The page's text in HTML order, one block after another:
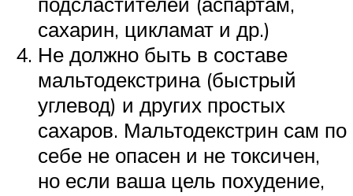
сахарин, цикламат и др.)
Не должно быть в составе
мальтодекстрина (быстрый
углевод) и других простых
сахаров. Мальтодекстрин сам по
себе не опасен и не токсичен,
но если ваша цель похудение,